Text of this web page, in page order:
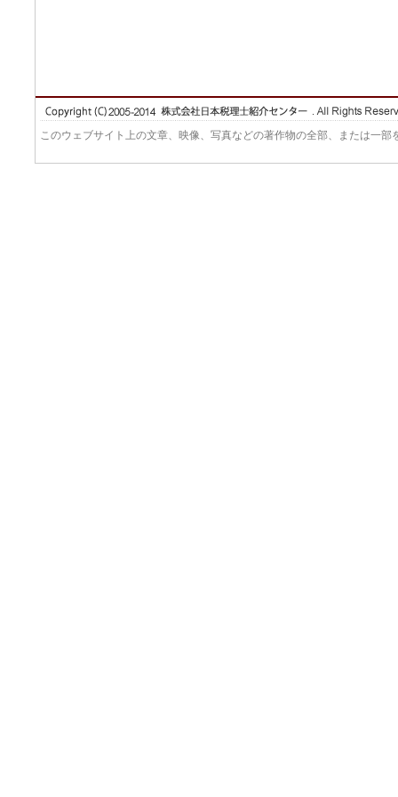
このウェブサイト上の文章、映像、写真などの著作物の全部、または一